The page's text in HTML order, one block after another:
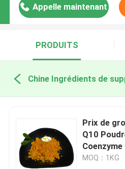
Appelle maintenant
PRODUITS
Chine Ingrédients de
Prix de
Q10
l'eau 10%
MOQ：1KG